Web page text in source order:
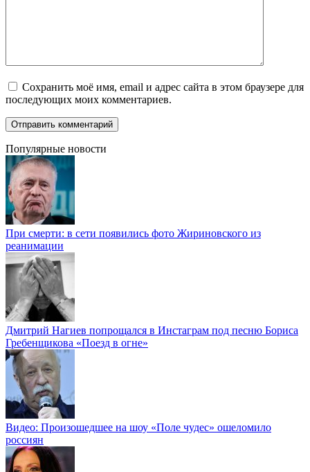
Сохранить моё имя, email и адрес сайта в этом браузере для
последующих моих комментариев.
Популярные новости
При смерти: в сети появились фото Жириновского из
реанимации
Дмитрий Нагиев попрощался в Инстаграм под песню Бориса
Гребенщикова «Поезд в огне»
Видео: Произошедшее на шоу «Поле чудес» ошеломило
россиян